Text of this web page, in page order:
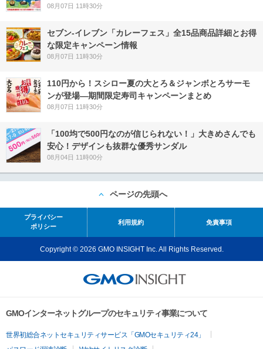
08月07日 11時30分
セブン‐イレブン「カレーフェス」全15品商品詳細とお得
な限定キャンペーン情報
08月07日 11時30分
110円から！スシロー夏の大とろ＆ジャンボとろサーモ
ンが登場―期間限定寿司キャンペーンまとめ
08月07日 11時30分
「100均で500円なのが信じられない！」大きめさんでも
安心！デザインも抜群な優秀サンダル
08月04日 11時00分
ページの先頭へ
プライバシー
ポリシー
利用規約 免責事項
Copyright © 2026 GMO INSIGHT Inc. All Rights Reserved.
GMOインターネットグループのセキュリティ事業について
世界初総合ネットセキュリティサービス「GMOセキュリティ24」